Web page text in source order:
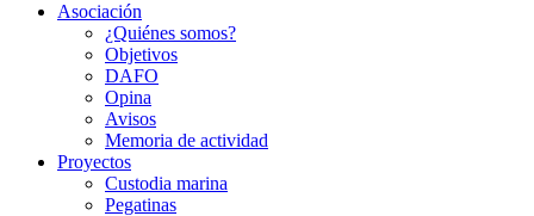
Asociación
¿Quiénes somos?
Objetivos
DAFO
Opina
Avisos
Memoria de actividad
Proyectos
Custodia marina
Pegatinas